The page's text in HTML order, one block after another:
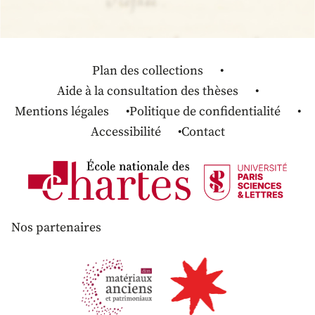
Plan des collections
Aide à la consultation des thèses
Mentions légales
Politique de confidentialité
Accessibilité
Contact
Nos partenaires